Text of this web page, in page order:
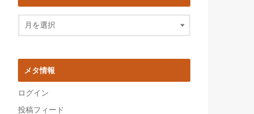
メタ情報
ログイン
投稿フィード